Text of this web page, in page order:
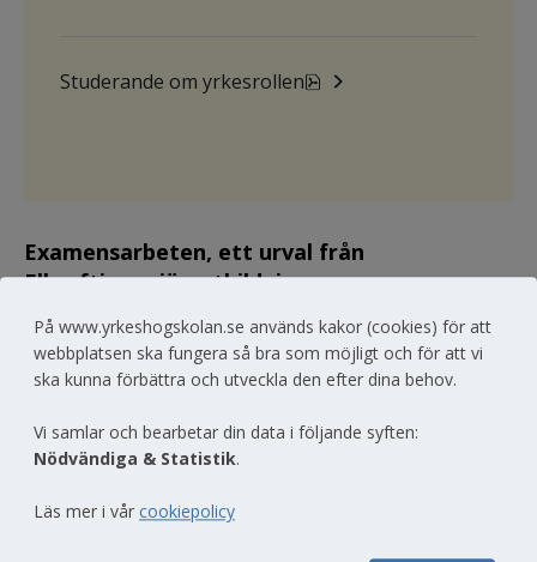
Studerande om yrkesrollen pdf, 106.5 kB, öppnas
Examensarbeten, ett urval från
Elkraftingenjörsutbildningen.
Dokument
Guide laddstationer elbilar
På www.yrkeshogskolan.se används kakor (cookies) för att
webbplatsen ska fungera så bra som möjligt och för att vi
ska kunna förbättra och utveckla den efter dina behov.
Vi samlar och bearbetar din data i följande syften:
Nödvändiga & Statistik.
Läs mer i vår cookiepolicy